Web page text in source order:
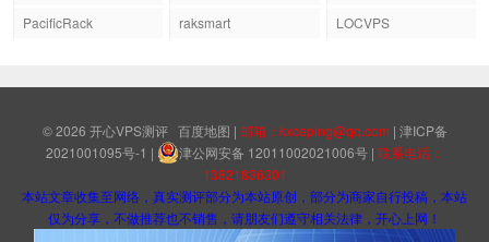
PacificRack
raksmart LOCVPS
© 2026 开心VPS测评 百度地图 | 邮箱：kxceping@qq.com | 津ICP备
2021001095号-1 | 津公网安备 12011002021006号 | 联系电话：
13821836301
本站文章收集至网络，真实测评部分为本站原创，部分为商家自行投稿，本站
仅为分享，不做推荐也不销售，请朋友们遵守相关法律，开心上网！